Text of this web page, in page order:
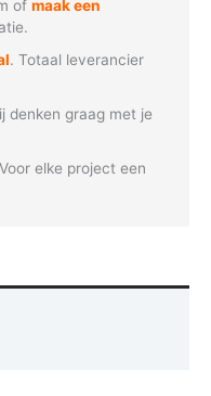
ofmaak een
. Totaal leverancier
denken graag met je
elke project een